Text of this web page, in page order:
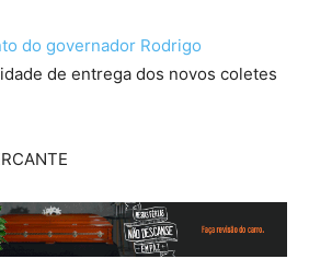
do governador Rodrigo
de entrega dos novos coletes